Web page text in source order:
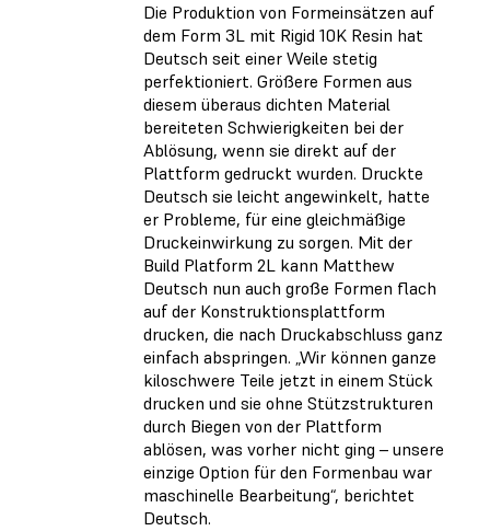
Die Produktion von Formeinsätzen auf
dem Form 3L mit Rigid 10K Resin hat
Deutsch seit einer Weile stetig
perfektioniert. Größere Formen aus
diesem überaus dichten Material
bereiteten Schwierigkeiten bei der
Ablösung, wenn sie direkt auf der
Plattform gedruckt wurden. Druckte
Deutsch sie leicht angewinkelt, hatte
er Probleme, für eine gleichmäßige
Druckeinwirkung zu sorgen. Mit der
Build Platform 2L kann Matthew
Deutsch nun auch große Formen flach
auf der Konstruktionsplattform
drucken, die nach Druckabschluss ganz
einfach abspringen. „Wir können ganze
kiloschwere Teile jetzt in einem Stück
drucken und sie ohne Stützstrukturen
durch Biegen von der Plattform
ablösen, was vorher nicht ging – unsere
einzige Option für den Formenbau war
maschinelle Bearbeitung“, berichtet
Deutsch.